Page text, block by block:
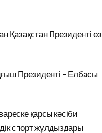
Қазақстан Президенті өз
Президенті – Елбасы
қарсы кәсіби
спорт жұлдыздары